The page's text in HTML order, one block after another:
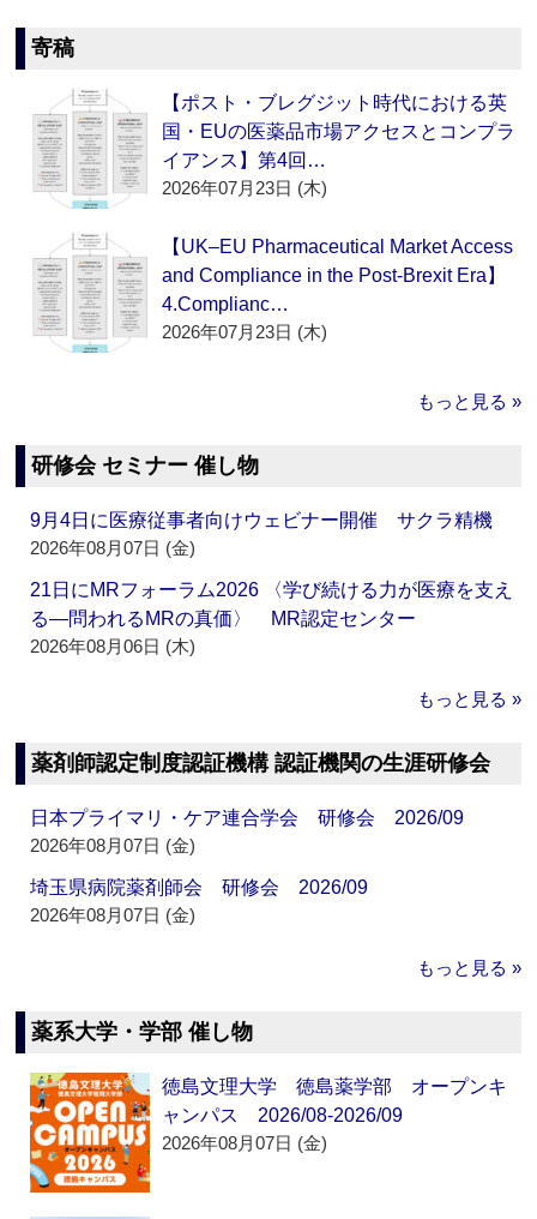
寄稿
【ポスト・ブレグジット時代における英
国・EUの医薬品市場アクセスとコンプラ
イアンス】第4回…
2026年07月23日 (木)
【UK–EU Pharmaceutical Market Access
and Compliance in the Post-Brexit Era】
4.Complianc…
2026年07月23日 (木)
もっと見る »
研修会 セミナー 催し物
9月4日に医療従事者向けウェビナー開催 サクラ精機
2026年08月07日 (金)
21日にMRフォーラム2026 〈学び続ける力が医療を支え
る―問われるMRの真価〉 MR認定センター
2026年08月06日 (木)
もっと見る »
薬剤師認定制度認証機構 認証機関の生涯研修会
日本プライマリ・ケア連合学会 研修会 2026/09
2026年08月07日 (金)
埼玉県病院薬剤師会 研修会 2026/09
2026年08月07日 (金)
もっと見る »
薬系大学・学部 催し物
徳島文理大学 徳島薬学部 オープンキ
ャンパス 2026/08-2026/09
2026年08月07日 (金)